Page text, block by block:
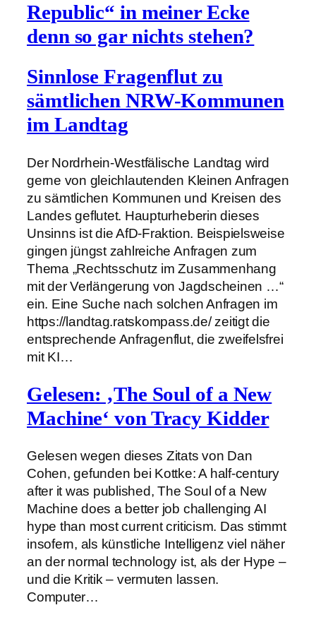
Republic“ in meiner Ecke
denn so gar nichts stehen?
Sinnlose Fragenflut zu
sämtlichen NRW-Kommunen
im Landtag
Der Nordrhein-Westfälische Landtag wird
gerne von gleichlautenden Kleinen Anfragen
zu sämtlichen Kommunen und Kreisen des
Landes geflutet. Haupturheberin dieses
Unsinns ist die AfD-Fraktion. Beispielsweise
gingen jüngst zahlreiche Anfragen zum
Thema „Rechtsschutz im Zusammenhang
mit der Verlängerung von Jagdscheinen …“
ein. Eine Suche nach solchen Anfragen im
https://landtag.ratskompass.de/ zeitigt die
entsprechende Anfragenflut, die zweifelsfrei
mit KI…
Gelesen: ‚The Soul of a New
Machine‘ von Tracy Kidder
Gelesen wegen dieses Zitats von Dan
Cohen, gefunden bei Kottke: A half-century
after it was published, The Soul of a New
Machine does a better job challenging AI
hype than most current criticism. Das stimmt
insofern, als künstliche Intelligenz viel näher
an der normal technology ist, als der Hype –
und die Kritik – vermuten lassen.
Computer…